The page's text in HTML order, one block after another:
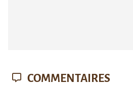
COMMENTAIRES